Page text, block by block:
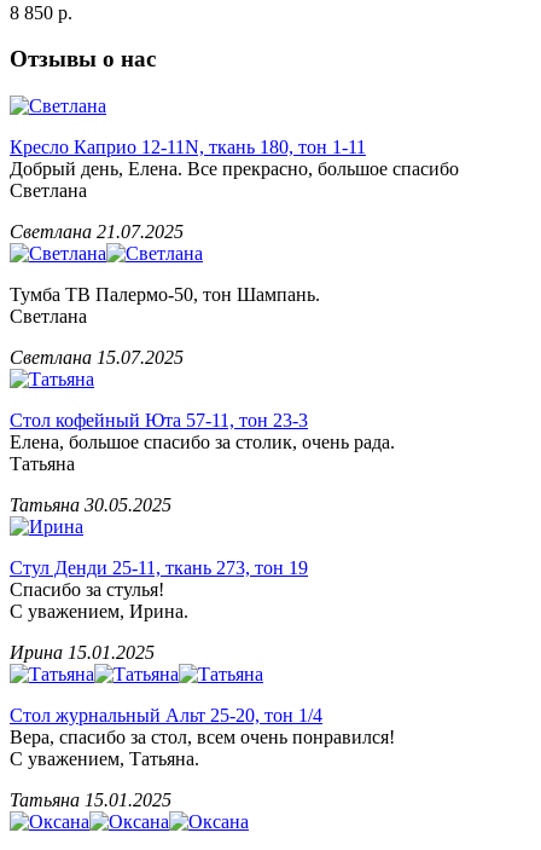
8 850 р.
Отзывы о нас
Кресло Каприо 12-11N, ткань 180, тон 1-11
Добрый день, Елена. Все прекрасно, большое спасибо
Светлана
Светлана 21.07.2025
Тумба ТВ Палермо-50, тон Шампань.
Светлана
Светлана 15.07.2025
Стол кофейный Юта 57-11, тон 23-3
Елена, большое спасибо за столик, очень рада.
Татьяна
Татьяна 30.05.2025
Стул Денди 25-11, ткань 273, тон 19
Спасибо за стулья!
С уважением, Ирина.
Ирина 15.01.2025
Стол журнальный Альт 25-20, тон 1/4
Вера, спасибо за стол, всем очень понравился!
С уважением, Татьяна.
Татьяна 15.01.2025